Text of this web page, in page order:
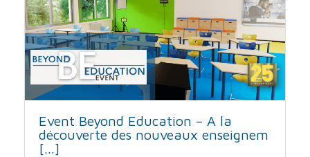
Event Beyond Education – A la
découverte des nouveaux enseignem
[...]